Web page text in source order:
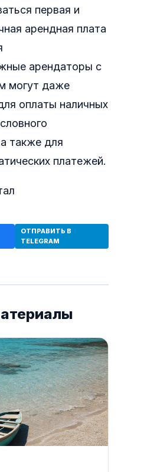
первая и
арендная плата
арендаторы с
могут даже
оплаты наличных
также для
платежей.
ОТПРАВИТЬ В
TELEGRAM